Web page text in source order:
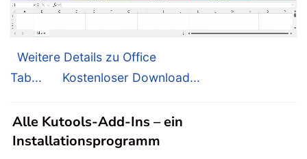
Weitere Details zu Office
Tab...
Kostenloser Download...
Alle Kutools-Add-Ins – ein
Installationsprogramm